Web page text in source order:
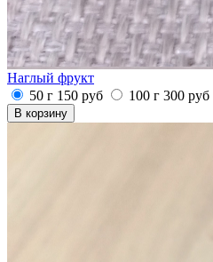
Наглый фрукт
50 г 150 руб 100 г 300 руб